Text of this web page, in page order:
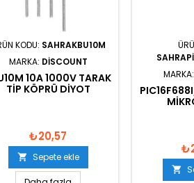
KODU: SAHRAKBU10M
MARKA: DISCOUNT
10A 1000V TARAK
TIP KÖPRÜ DIYOT
₺20,57
 Sepete ekle
MARKA:
